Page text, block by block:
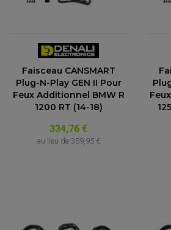
Faisceau CANSMART
Plug-N-Play GEN II Pour
Feux Additionnel BMW R
1200 RT (14-18)
334,76 €
au lieu de 359,95 €